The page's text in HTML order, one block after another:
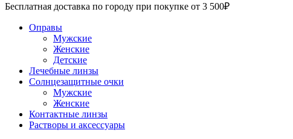
Бесплатная доставка по городу при покупке от 3 500₽
Оправы
Мужские
Женские
Детские
Лечебные линзы
Солнцезащитные очки
Мужские
Женские
Контактные линзы
Растворы и аксессуары